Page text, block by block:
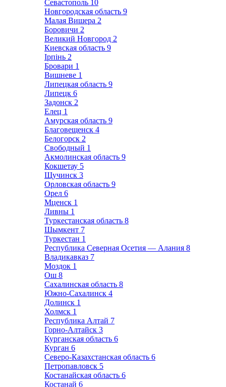
Севастополь 10
Новгородская область 9
Малая Вишера 2
Боровичи 2
Великий Новгород 2
Киевская область 9
Ірпінь 2
Бровари 1
Вишневе 1
Липецкая область 9
Липецк 6
Задонск 2
Елец 1
Амурская область 9
Благовещенск 4
Белогорск 2
Свободный 1
Акмолинская область 9
Кокшетау 5
Щучинск 3
Орловская область 9
Орел 6
Мценск 1
Ливны 1
Туркестанская область 8
Шымкент 7
Туркестан 1
Республика Северная Осетия — Алания 8
Владикавказ 7
Моздок 1
Ош 8
Сахалинская область 8
Южно-Сахалинск 4
Долинск 1
Холмск 1
Республика Алтай 7
Горно-Алтайск 3
Курганская область 6
Курган 6
Северо-Казахстанская область 6
Петропавловск 5
Костанайская область 6
Костанай 6